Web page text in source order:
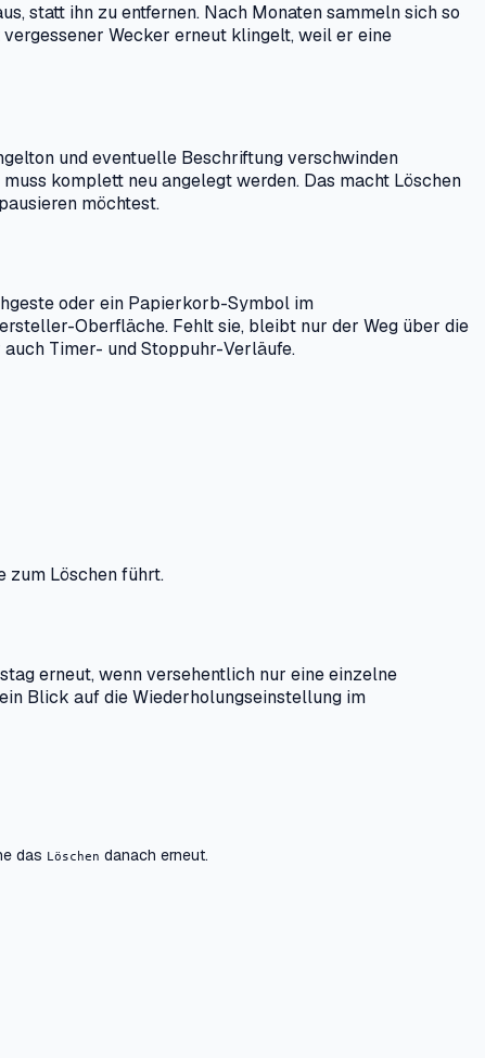
statt ihn zu entfernen. Nach Monaten sammeln sich so
Wecker erneut klingelt, weil er eine
und eventuelle Beschriftung verschwinden
komplett neu angelegt werden. Das macht Löschen
möchtest.
oder ein Papierkorb-Symbol im
Oberfläche. Fehlt sie, bleibt nur der Weg über die
Timer- und Stoppuhr-Verläufe.
zum Löschen führt.
erneut, wenn versehentlich nur eine einzelne
Blick auf die Wiederholungseinstellung im
das Löschen danach erneut.